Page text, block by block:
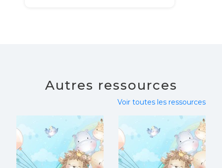
Autres ressources
Voir toutes les ressources